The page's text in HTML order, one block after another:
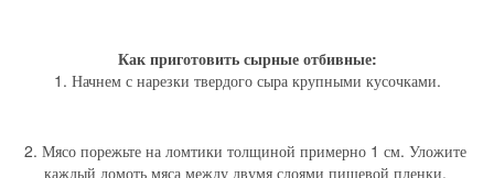
Как приготовить сырные отбивные:
1. Начнем с нарезки твердого сыра крупными кусочками.
2. Мясо порежьте на ломтики толщиной примерно 1 см. Уложите
каждый ломоть мяса между двумя слоями пищевой пленки.